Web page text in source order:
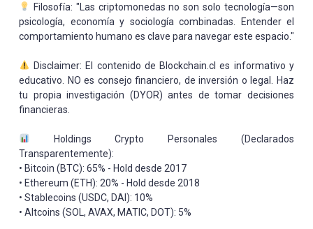
Filosofía: "Las criptomonedas no son solo tecnología—son
psicología, economía y sociología combinadas. Entender el
comportamiento humano es clave para navegar este espacio."
Disclaimer: El contenido de Blockchain.cl es informativo y
educativo. NO es consejo financiero, de inversión o legal. Haz
tu propia investigación (DYOR) antes de tomar decisiones
financieras.
Holdings Crypto Personales (Declarados
Transparentemente):
• Bitcoin (BTC): 65% - Hold desde 2017
• Ethereum (ETH): 20% - Hold desde 2018
• Stablecoins (USDC, DAI): 10%
• Altcoins (SOL, AVAX, MATIC, DOT): 5%